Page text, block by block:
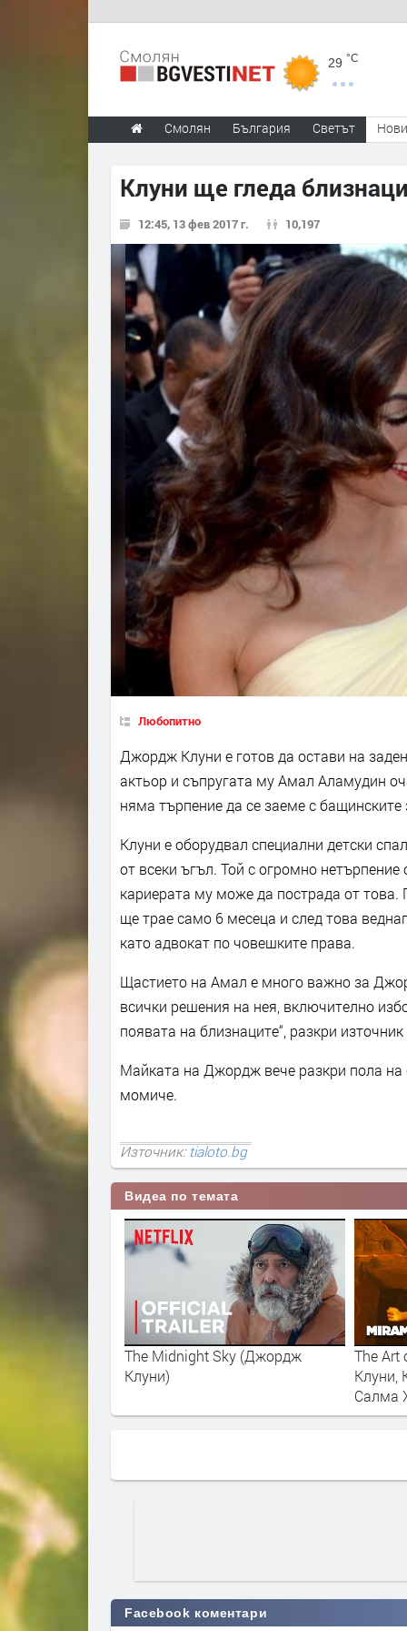
29 °C
Смолян България Светът
Клуни ще гледа
12:45, 13 фев 2017 г. 10,197
Любопитно
Джордж Клуни е готов да остави на
актьор и съпругата му Амал Аламудин
няма търпение да се заеме с
Клуни е оборудвал специални детски
от всеки ъгъл. Той с огромно
кариерата му може да пострада от
ще трае само 6 месеца и след това
като адвокат по човешките права.
Щастието на Амал е много важно за
всички решения на нея, включително
появата на близнаците“, разкри
Майката на Джордж вече разкри пола
момиче.
Източник:tialoto.bg
Видеа по темата
The Midnight Sky (Джордж
Клуни)
The
Клуни,
Салма
Facebook коментари